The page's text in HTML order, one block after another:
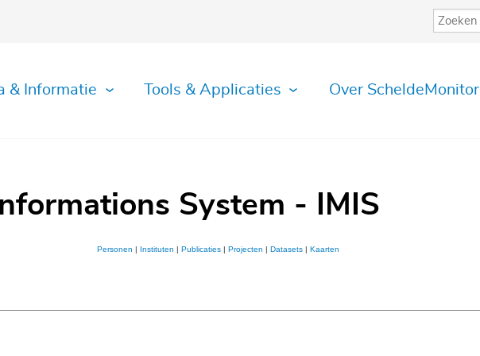
& Informatie Tools & Applicaties Over ScheldeMonitor
System - IMIS
Personen Instituten Publicaties| Projecten Datasets| Kaarten